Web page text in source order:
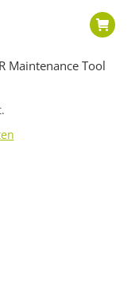
Maintenance Tool